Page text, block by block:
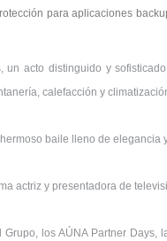
para aplicaciones
acto distinguido y
calefacción y
baile lleno de elegancia
actriz y presentadora de
los AÚNA Partner Days,